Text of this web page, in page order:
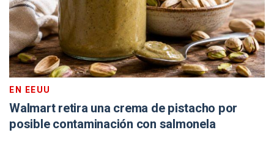
EN EEUU
Walmart retira una crema de pistacho por
posible contaminación con salmonela